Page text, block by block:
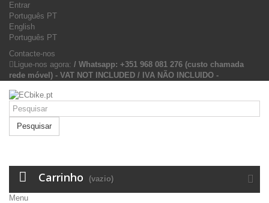
Entrar
Português PT
English
Português PT
Contacte-nos
Ligue-nos agora: / Whatsapp: +351 968 081 276 (custo chamada
rede móvel) - VAT NOT INCLUDED / IVA NÃO INCLUIDO -
Pesquisar
Carrinho (vazio)
Menu